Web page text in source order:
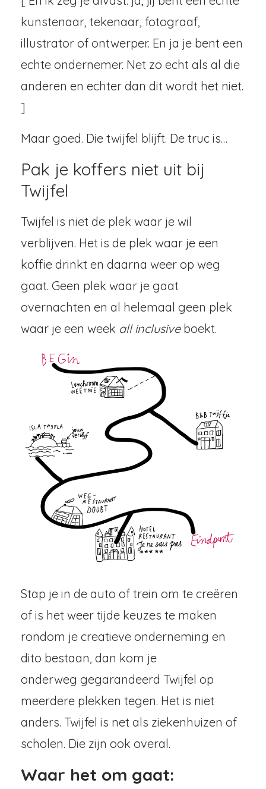
kunstenaar, tekenaar, fotograaf,
illustrator of ontwerper. En ja je bent een
echte ondernemer. Net zo echt als al die
anderen en echter dan dit wordt het niet.
]
Maar goed. Die twijfel blijft. De truc is…
Pak je koffers niet uit bij
Twijfel
Twijfel is niet de plek waar je wil
verblijven. Het is de plek waar je een
koffie drinkt en daarna weer op weg
gaat. Geen plek waar je gaat
overnachten en al helemaal geen plek
waar je een week all inclusive boekt.
Stap je in de auto of trein om te creëren
of is het weer tijde keuzes te maken
rondom je creatieve onderneming en
dito bestaan, dan kom je
onderweg gegarandeerd Twijfel op
meerdere plekken tegen. Het is niet
anders. Twijfel is net als ziekenhuizen of
scholen. Die zijn ook overal.
Waar het om gaat: